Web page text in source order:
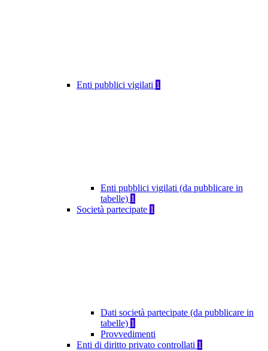
Enti pubblici vigilati 1
Enti pubblici vigilati (da pubblicare in
tabelle) 1
Società partecipate 1
Dati società partecipate (da pubblicare in
tabelle) 1
Provvedimenti
Enti di diritto privato controllati 1